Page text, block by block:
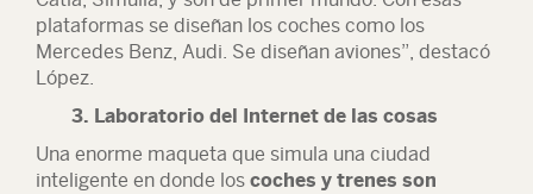
plataformas se diseñan los coches como los
Mercedes Benz, Audi. Se diseñan aviones”, destacó
López.
3. Laboratorio del Internet de las cosas
Una enorme maqueta que simula una ciudad
inteligente en donde los coches y trenes son